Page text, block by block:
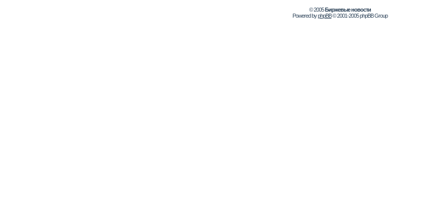
© 2005Биржевые новости
Powered byphpBB© 2001-2005 phpBB Group